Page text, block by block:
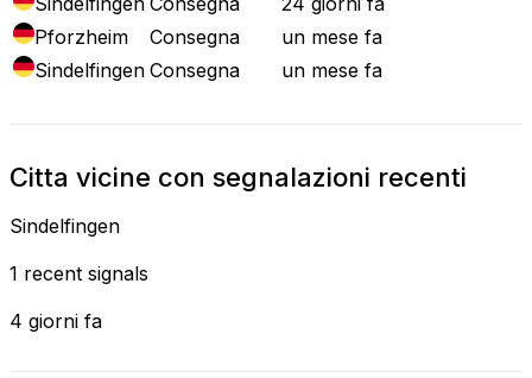
Pforzheim
Consegna
un mese fa
Sindelfingen Consegna un mese fa
Citta vicine con segnalazioni recenti
Sindelfingen
1 recent signals
4 giorni fa